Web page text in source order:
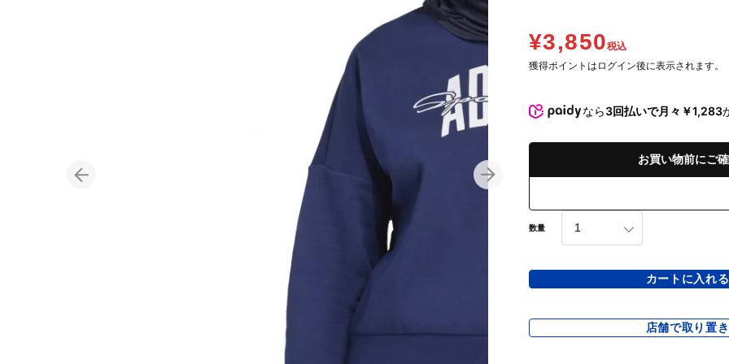
¥3,850税込
獲得ポイントはログイン後に表示されます。
なら3回払いで月々￥1,283
お買い物前にご
数量
カートに入れる
店舗で取り置き